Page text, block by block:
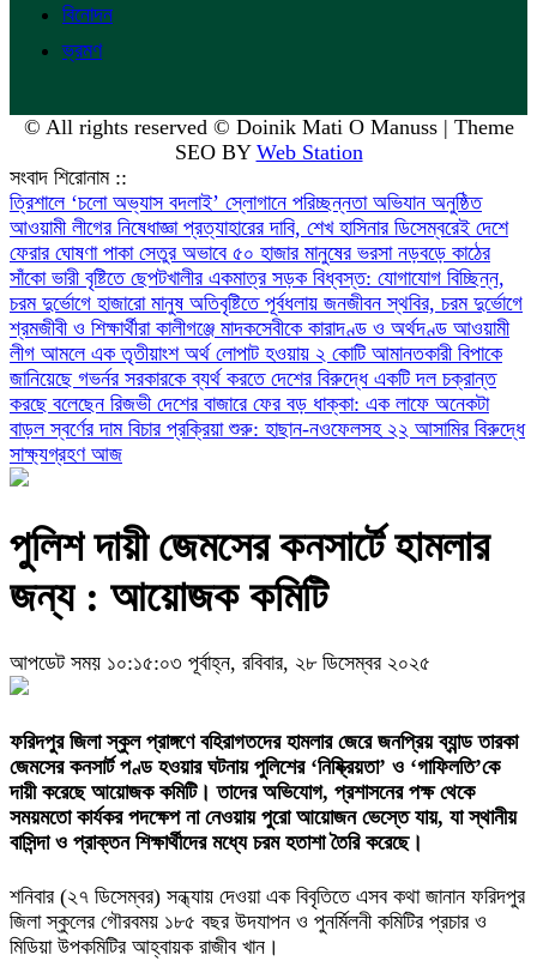
বিনোদন
ভ্রমণ
© All rights reserved © Doinik Mati O Manuss | Theme
SEO BY Web Station
সংবাদ শিরোনাম ::
‎ত্রিশালে ‘চলো অভ্যাস বদলাই’ স্লোগানে পরিচ্ছন্নতা অভিযান অনুষ্ঠিত
আওয়ামী লীগের নিষেধাজ্ঞা প্রত্যাহারের দাবি, শেখ হাসিনার ডিসেম্বরেই দেশে
ফেরার ঘোষণা পাকা সেতুর অভাবে ৫০ হাজার মানুষের ভরসা নড়বড়ে কাঠের
সাঁকো ভারী বৃষ্টিতে ছেপটখালীর একমাত্র সড়ক বিধ্বস্ত: যোগাযোগ বিচ্ছিন্ন,
চরম দুর্ভোগে হাজারো মানুষ অতিবৃষ্টিতে পূর্বধলায় জনজীবন স্থবির, চরম দুর্ভোগে
শ্রমজীবী ও শিক্ষার্থীরা কালীগঞ্জে মাদকসেবীকে কারাদণ্ড ও অর্থদণ্ড আওয়ামী
লীগ আমলে এক তৃতীয়াংশ অর্থ লোপাট হওয়ায় ২ কোটি আমানতকারী বিপাকে
জানিয়েছে গভর্নর সরকারকে ব্যর্থ করতে দেশের বিরুদ্ধে একটি দল চক্রান্ত
করছে বলেছেন রিজভী দেশের বাজারে ফের বড় ধাক্কা: এক লাফে অনেকটা
বাড়ল স্বর্ণের দাম বিচার প্রক্রিয়া শুরু: হাছান-নওফেলসহ ২২ আসামির বিরুদ্ধে
সাক্ষ্যগ্রহণ আজ
পুলিশ দায়ী জেমসের কনসার্টে হামলার
জন্য : আয়োজক কমিটি
আপডেট সময় ১০:১৫:০৩ পূর্বাহ্ন, রবিবার, ২৮ ডিসেম্বর ২০২৫
ফরিদপুর জিলা স্কুল প্রাঙ্গণে বহিরাগতদের হামলার জেরে জনপ্রিয় ব্যান্ড তারকা
জেমসের কনসার্ট পণ্ড হওয়ার ঘটনায় পুলিশের ‘নিষ্ক্রিয়তা’ ও ‘গাফিলতি’কে
দায়ী করেছে আয়োজক কমিটি। তাদের অভিযোগ, প্রশাসনের পক্ষ থেকে
সময়মতো কার্যকর পদক্ষেপ না নেওয়ায় পুরো আয়োজন ভেস্তে যায়, যা স্থানীয়
বাসিন্দা ও প্রাক্তন শিক্ষার্থীদের মধ্যে চরম হতাশা তৈরি করেছে।
শনিবার (২৭ ডিসেম্বর) সন্ধ্যায় দেওয়া এক বিবৃতিতে এসব কথা জানান ফরিদপুর
জিলা স্কুলের গৌরবময় ১৮৫ বছর উদযাপন ও পুনর্মিলনী কমিটির প্রচার ও
মিডিয়া উপকমিটির আহ্বায়ক রাজীব খান।